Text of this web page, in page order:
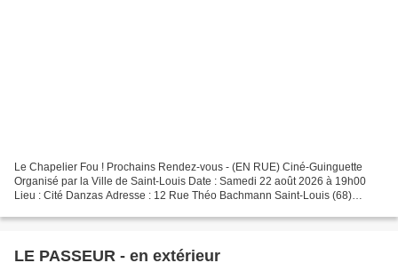
Le Chapelier Fou ! Prochains Rendez-vous - (EN RUE) Ciné-Guinguette
Organisé par la Ville de Saint-Louis Date : Samedi 22 août 2026 à 19h00
Lieu : Cité Danzas Adresse : 12 Rue Théo Bachmann Saint-Louis (68)
LE PASSEUR - en extérieur